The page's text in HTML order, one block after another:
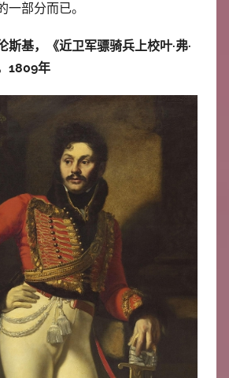
一部分而已。
斯基，《近卫军骠骑兵上校叶·弗·
1809年